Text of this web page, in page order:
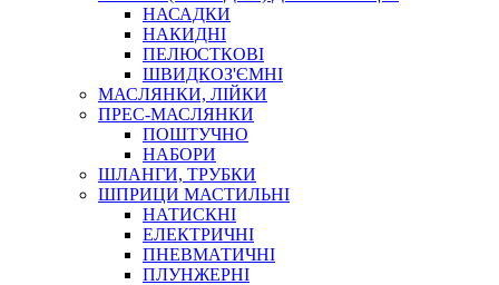
НАСАДКИ
НАКИДНІ
ПЕЛЮСТКОВІ
ШВИДКОЗ'ЄМНІ
МАСЛЯНКИ, ЛІЙКИ
ПРЕС-МАСЛЯНКИ
ПОШТУЧНО
НАБОРИ
ШЛАНГИ, ТРУБКИ
ШПРИЦИ МАСТИЛЬНІ
НАТИСКНІ
ЕЛЕКТРИЧНІ
ПНЕВМАТИЧНІ
ПЛУНЖЕРНІ